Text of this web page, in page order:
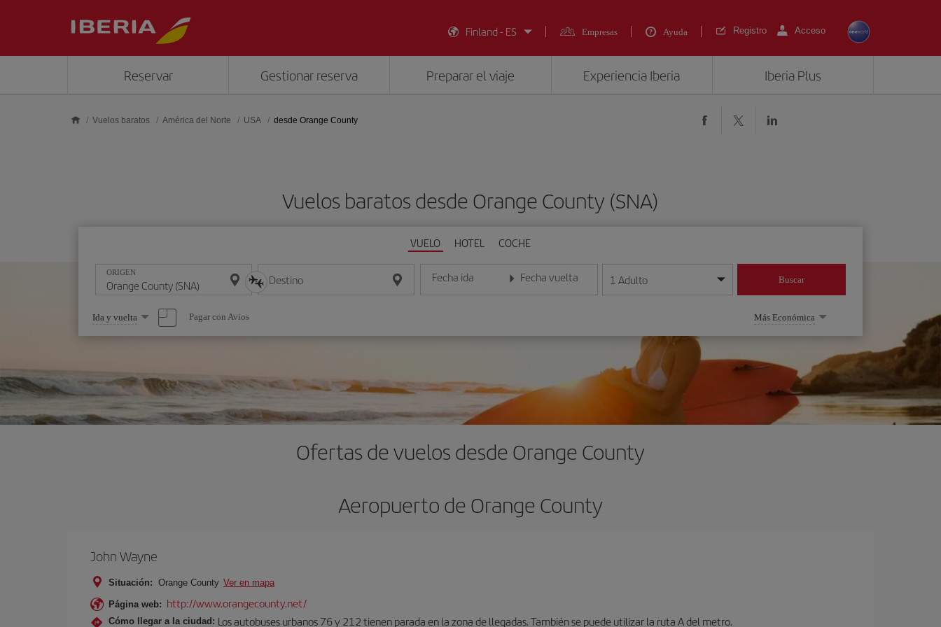
Finland - ES
Empresas Ayuda Registro Acceso
Reservar Gestionar reserva Preparar el viaje Experiencia Iberia Iberia Plus
Vuelos baratos América del Norte USA desde Orange County
Vuelos baratos desde Orange County (SNA)
VUELO HOTEL COCHE
ORIGEN Destino Fecha ida
Introduce la fecha en formato día/mes/año
Fecha vuelta
Introduce la fecha en formato día/mes/año
1 Adulto Buscar
Seleccione
una
opción
Ida y vuelta Pagar con Avios Más Económica
Ofertas de vuelos desde Orange County
Aeropuerto de Orange County
John Wayne
Situación: Orange County Ver en mapa
Página web: http://www.orangecounty.net/
Cómo llegar a la ciudad: Los autobuses urbanos 76 y 212 tienen parada en la zona de llegadas. También se puede utilizar la ruta A del metro.